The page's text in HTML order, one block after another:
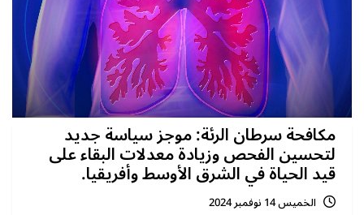
مكافحة سرطان الرئة: موجز سياسة جديد
لتحسين الفحص وزيادة معدلات البقاء على
قيد الحياة في الشرق الأوسط وأفريقيا.
الخميس 14 نوفمبر 2024